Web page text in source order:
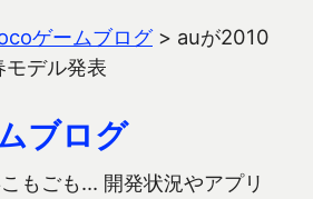
ゲームブログ> auが2010
デル発表
ブログ
もごも… 開発状況やアプリ